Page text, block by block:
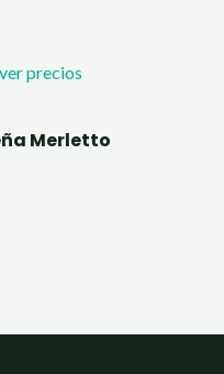
precios
Merletto